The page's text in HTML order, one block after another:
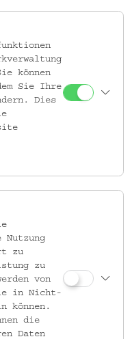
können
Sie Ihre
Dies
zu
zu
von
in Nicht-
können.
die
Daten